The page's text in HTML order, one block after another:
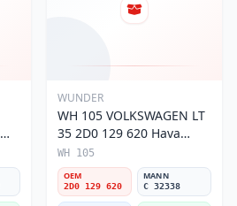
WUNDER
WH 105 VOLKSWAGEN LT
35 2D0 129 620 Hava
Filtresi
WH 105
OEM
2D0 129 620
MANN
C 32338